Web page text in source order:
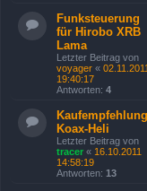
Funksteuerung
für Hirobo XRB
Lama
Letzter Beitrag von
voyager « 02.11.2011
19:40:17
Antworten: 4
Kaufempfehlung
Koax-Heli
Letzter Beitrag von
tracer « 16.10.2011
14:58:19
Antworten: 13